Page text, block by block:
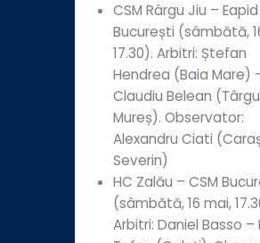
CSM Rârgu Jiu – Eapid
București (sâmbătă,
17.30). Arbitri: Ștefan
Hendrea (Baia Mare)
Claudiu Belean (Târgu
Mureș). Observator:
Alexandru Ciati
Severin)
HC Zalău – CSM
(sâmbătă, 16 mai,
Arbitri: Daniel Basso –